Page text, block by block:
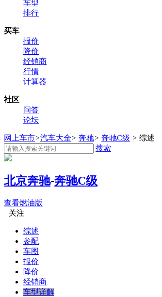
车型
排行
买车
报价
降价
经销商
行情
计算器
社区
问答
论坛
网上车市>汽车大全> 奔驰> 奔驰C级 > 综述
搜索
北京奔驰-奔驰C级
查看燃油版
关注
综述
参配
车图
报价
降价
经销商
车型详解